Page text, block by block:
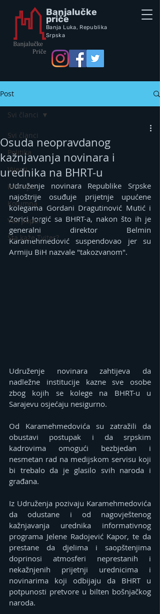
Banjalučke
priče
Banja Luka, Republika
Srpska
Post
Svi članci
Politika
Vijesti
Intervju
Kolumna
Vox populi
Šta kaže Tviter?
Svi članci
Osuda neopravdanog
kažnjavanja novinara i
urednika na BHRT-u
Udruženje novinara Republike Srpske
najoštrije osuđuje prijetnje upućene
kolegama Gordani Dragutinović Mutić i
Zorici Jorgić sa BHRT-a, nakon što ih je
generalni direktor Belmin
Karamehmedović suspendovao jer su
Armiju BiH nazvale "takozvanom".
Udruženje novinara zahtijeva da
nadležne institucije kazne sve osobe
zbog kojih se kolege na BHRT-u u
Sarajevu osjećaju nesigurno.
Od Karamehmedovića su zatražili da
obustavi postupak i da srpskim
kadrovima omogući bezbjedan i
nesmetan rad na medijskom servisu koji
bi trebalo da je glasilo svih naroda i
građana.
Iz Udruženja pozivaju Karamehmedovića
da odustane i od nagovještenog
kažnjavanja urednika informativnog
programa Jelene Radojević Kapor, te da
prestane da djelima i saopštenjima
doprinosi atmosferi neprestanih i
nekažnjenih prijetnji urednicima i
novinarima koji odbijaju da BHRT u
potpunosti pretvore u bilten bošnjačkog
naroda.